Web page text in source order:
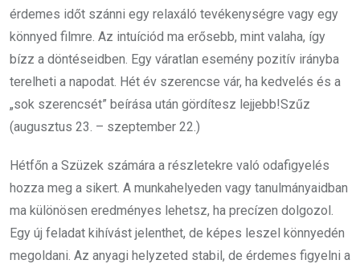
érdemes időt szánni egy relaxáló tevékenységre vagy egy
könnyed filmre. Az intuíciód ma erősebb, mint valaha, így
bízz a döntéseidben. Egy váratlan esemény pozitív irányba
terelheti a napodat. Hét év szerencse vár, ha kedvelés és a
„sok szerencsét” beírása után gördítesz lejjebb!Szűz
(augusztus 23. – szeptember 22.)
Hétfőn a Szüzek számára a részletekre való odafigyelés
hozza meg a sikert. A munkahelyeden vagy tanulmányaidban
ma különösen eredményes lehetsz, ha precízen dolgozol.
Egy új feladat kihívást jelenthet, de képes leszel könnyedén
megoldani. Az anyagi helyzeted stabil, de érdemes figyelni a